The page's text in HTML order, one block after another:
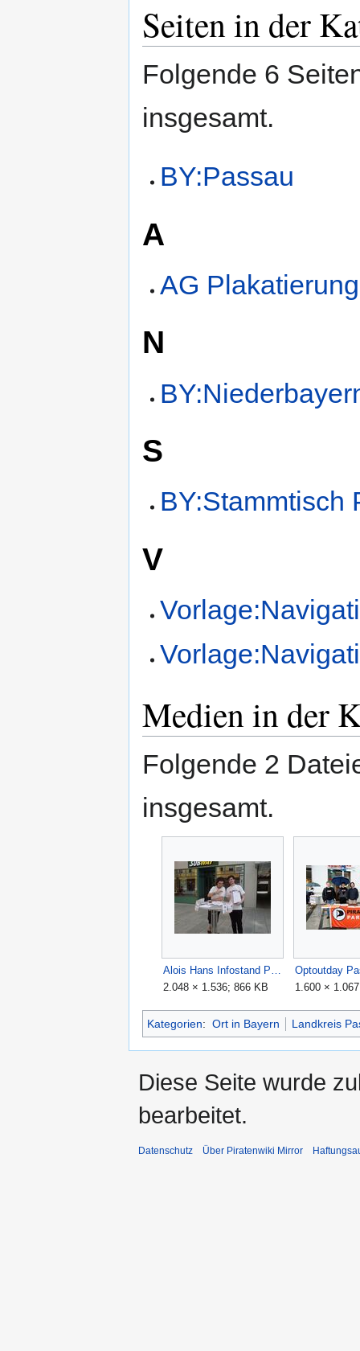
Seiten in der
Folgende 6
insgesamt.
BY:Passau
A
AG
N
S
BY:Stammtisch
V
Medien in der
Folgende 2
insgesamt.
Alois Hans Infostand Passau 17072009.jpg
2.048 × 1.536; 866 KB
1.600 ×
Kategorien: Ort in Bayern Landkreis
Diese Seite wurde
bearbeitet.
Datenschutz Über Piratenwiki Mirror